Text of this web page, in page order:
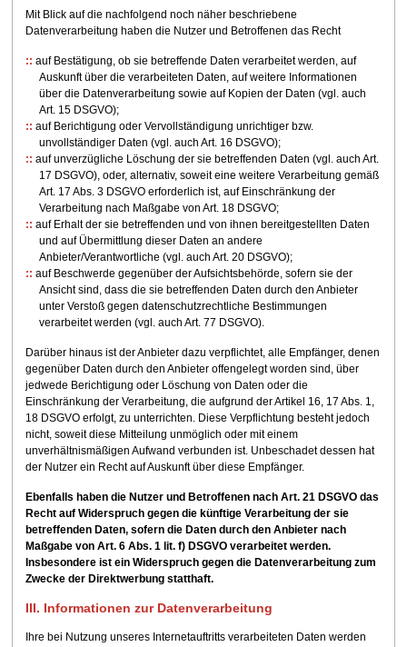
Mit Blick auf die nachfolgend noch näher beschriebene
Datenverarbeitung haben die Nutzer und Betroffenen das Recht
auf Bestätigung, ob sie betreffende Daten verarbeitet werden, auf
Auskunft über die verarbeiteten Daten, auf weitere Informationen
über die Datenverarbeitung sowie auf Kopien der Daten (vgl. auch
Art. 15 DSGVO);
auf Berichtigung oder Vervollständigung unrichtiger bzw.
unvollständiger Daten (vgl. auch Art. 16 DSGVO);
auf unverzügliche Löschung der sie betreffenden Daten (vgl. auch Art.
17 DSGVO), oder, alternativ, soweit eine weitere Verarbeitung gemäß
Art. 17 Abs. 3 DSGVO erforderlich ist, auf Einschränkung der
Verarbeitung nach Maßgabe von Art. 18 DSGVO;
auf Erhalt der sie betreffenden und von ihnen bereitgestellten Daten
und auf Übermittlung dieser Daten an andere
Anbieter/Verantwortliche (vgl. auch Art. 20 DSGVO);
auf Beschwerde gegenüber der Aufsichtsbehörde, sofern sie der
Ansicht sind, dass die sie betreffenden Daten durch den Anbieter
unter Verstoß gegen datenschutzrechtliche Bestimmungen
verarbeitet werden (vgl. auch Art. 77 DSGVO).
Darüber hinaus ist der Anbieter dazu verpflichtet, alle Empfänger, denen
gegenüber Daten durch den Anbieter offengelegt worden sind, über
jedwede Berichtigung oder Löschung von Daten oder die
Einschränkung der Verarbeitung, die aufgrund der Artikel 16, 17 Abs. 1,
18 DSGVO erfolgt, zu unterrichten. Diese Verpflichtung besteht jedoch
nicht, soweit diese Mitteilung unmöglich oder mit einem
unverhältnismäßigen Aufwand verbunden ist. Unbeschadet dessen hat
der Nutzer ein Recht auf Auskunft über diese Empfänger.
Ebenfalls haben die Nutzer und Betroffenen nach Art. 21 DSGVO das
Recht auf Widerspruch gegen die künftige Verarbeitung der sie
betreffenden Daten, sofern die Daten durch den Anbieter nach
Maßgabe von Art. 6 Abs. 1 lit. f) DSGVO verarbeitet werden.
Insbesondere ist ein Widerspruch gegen die Datenverarbeitung zum
Zwecke der Direktwerbung statthaft.
III. Informationen zur Datenverarbeitung
Ihre bei Nutzung unseres Internetauftritts verarbeiteten Daten werden